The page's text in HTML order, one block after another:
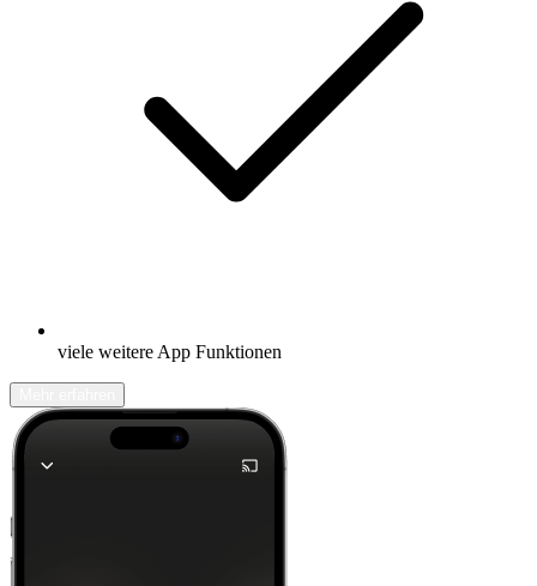
viele weitere App Funktionen